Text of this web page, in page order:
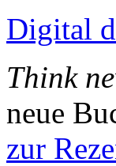
Digital
Think
neue
zur